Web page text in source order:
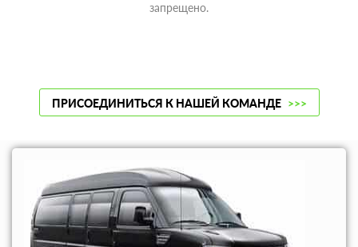
запрещено.
ПРИСОЕДИНИТЬСЯ К НАШЕЙ КОМАНДЕ >>>